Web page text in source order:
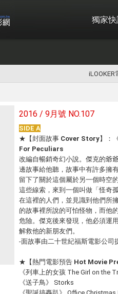
獨家快
iLOOKER
2016 / 9月號 NO.107
SIDE A
★ 【封面故事 Cover Story】
：
For Peculiars
改編自暢銷奇幻小說。傑克的爺
邊故事給他聽，故事中有許多擁
留下了關於這個屬於另一個時空
這些線索，來到一個叫做「怪奇
在這裡的人們，並見識到他們所
的故事裡所說的可怕怪物，而他
危險。傑克後來發現，他必須運
解救他的新朋友們。
-面故事由二十世紀福斯電影公司
★ 【熱門電影預告 Hot Movie
《列車上的女孩 The Girl on the
《送子鳥》 Storks